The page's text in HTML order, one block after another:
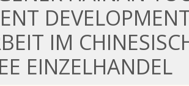
IM
EINZELHANDEL